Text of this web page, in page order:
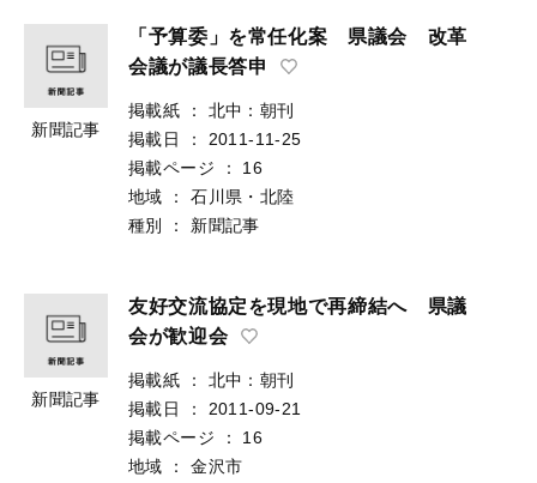
新聞記事
「予算委」を常任化案 県議会 改革
会議が議長答申
掲載紙 ：
北中：朝刊
掲載日
：
2011-11-25
掲載ページ
：
16
地域
：
石川県・北陸
種別
： 新聞記事
新聞記事
友好交流協定を現地で再締結へ 県議
会が歓迎会
掲載紙 ：
北中：朝刊
掲載日
：
2011-09-21
掲載ページ
：
16
地域
：
金沢市